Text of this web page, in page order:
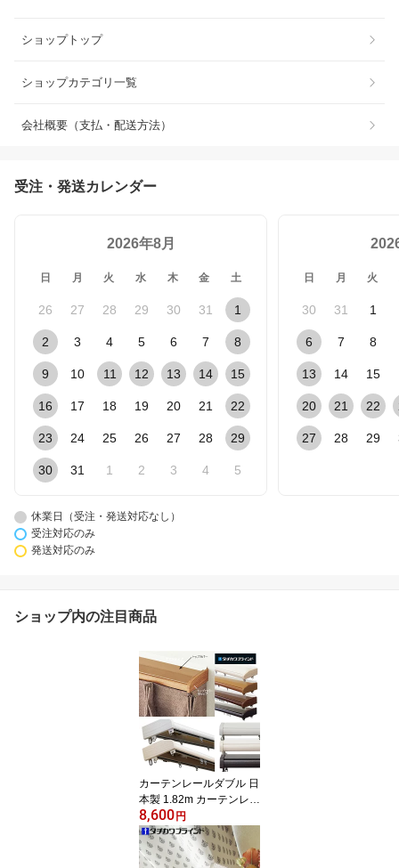
ショップトップ
ショップカテゴリ一覧
会社概要（支払・配送方法）
受注・発送カレンダー
2026年8月
日 月 火 水 木 金 土
26 27 28 29 30 31 1
2 3 4 5 6 7 8
9 10 11 12 13 14 15
16 17 18 19 20 21 22
23 24 25 26 27 28 29
30 31 1 2 3 4 5
日 月 火
30 31 1
6 7 8
13 14 15
20 21 22
27 28 29
休業日（受注・発送対応なし）
受注対応のみ
発送対応のみ
ショップ内の注目商品
カーテンレールダブル 日
本製 1.82m カーテンレー
ル ダブル タチカワブラ
インド ファンティア ト
ップカバーセット サイド
カバー付 天井カバー付
8,600円